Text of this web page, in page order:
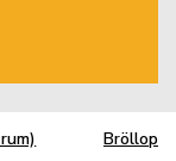
Bröllop